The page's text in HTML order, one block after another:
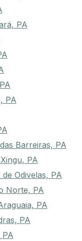
PA
PA
Barreiras, PA
PA
Odivelas, PA
Norte, PA
PA
PA
PA